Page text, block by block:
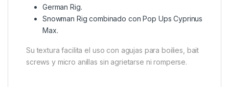
Gracias a su tamaño de20 mmy a su firmeza, estos
boilies pueden utilizarse en una amplia variedad de